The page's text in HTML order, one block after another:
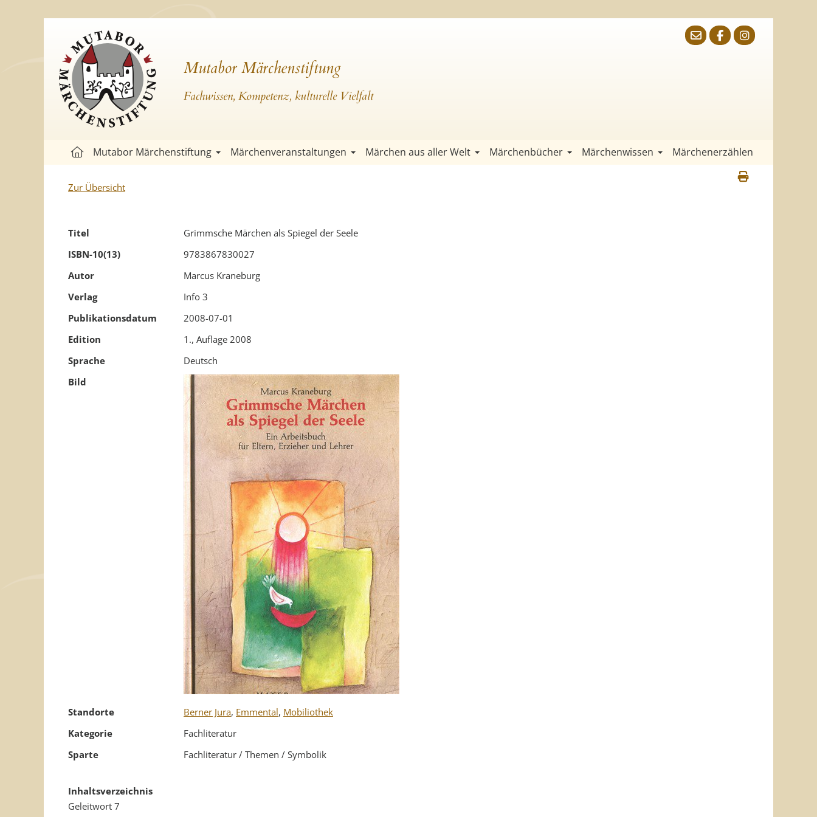
Mutabor Märchenstiftung
Fachwissen, Kompetenz, kulturelle Vielfalt
Mutabor Märchenstiftung Märchenveranstaltungen Märchen aus aller Welt Märchenbücher Märchenwissen Märchenerzählen
Zur Übersicht
Titel
Grimmsche Märchen als Spiegel der Seele
ISBN-10(13)
9783867830027
Autor
Marcus Kraneburg
Verlag
Info 3
Publikationsdatum
2008-07-01
Edition
1., Auflage 2008
Sprache
Deutsch
Bild
Standorte Berner Jura, Emmental, Mobiliothek
Kategorie
Fachliteratur
Sparte
Fachliteratur / Themen / Symbolik
Inhaltsverzeichnis
Geleitwort 7